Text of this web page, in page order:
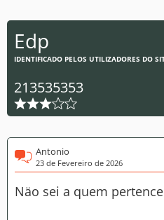
Edp
IDENTIFICADO PELOS UTILIZADORES DO
213535353
Antonio
23 de Fevereiro de 2026
Näo sei a quem